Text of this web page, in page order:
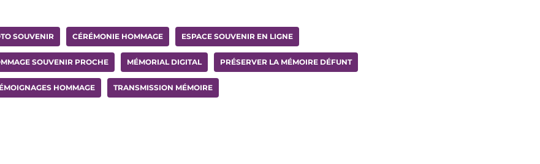
SOUVENIR CÉRÉMONIE HOMMAGE ESPACE SOUVENIR EN LIGNE
SOUVENIR PROCHE MÉMORIAL DIGITAL PRÉSERVER LA MÉMOIRE DÉFUNT
HOMMAGE TRANSMISSION MÉMOIRE